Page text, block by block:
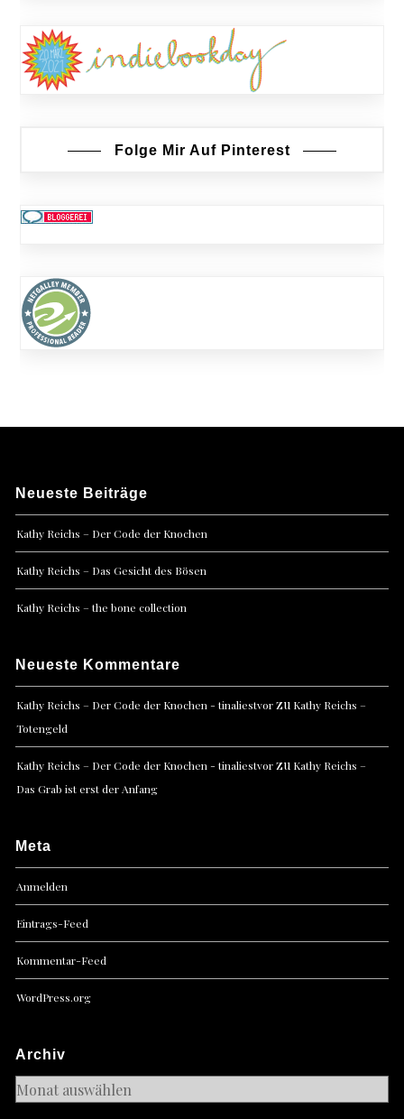
Folge Mir Auf Pinterest
Neueste Beiträge
Kathy Reichs – Der Code der Knochen
Kathy Reichs – Das Gesicht des Bösen
Kathy Reichs – the bone collection
Neueste Kommentare
Kathy Reichs – Der Code der Knochen - tinaliestvorzu Kathy Reichs –
Totengeld
Kathy Reichs – Der Code der Knochen - tinaliestvorzu Kathy Reichs –
Das Grab ist erst der Anfang
Meta
Anmelden
Eintrags-Feed
Kommentar-Feed
WordPress.org
Archiv
Archiv